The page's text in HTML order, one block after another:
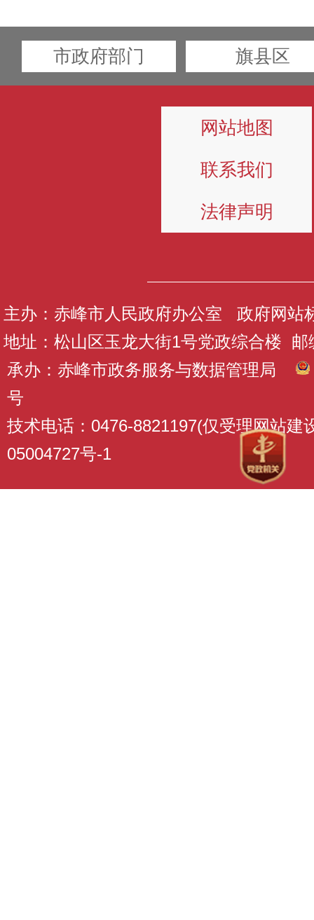
市政府部门 旗县区
网站地图
联系我们
法律声明
主办：赤峰市人民政府办公室 政府网站
地址：松山区玉龙大街1号党政综合楼 邮
承办：赤峰市政务服务与数据管理局
号
技术电话：0476-8821197(仅受理网站建
05004727号-1